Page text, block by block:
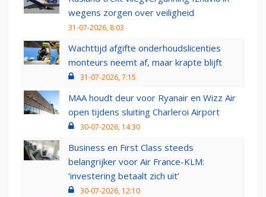
wegens zorgen over veiligheid
31-07-2026, 8:03
Wachttijd afgifte onderhoudslicenties
monteurs neemt af, maar krapte blijft
31-07-2026, 7:15
MAA houdt deur voor Ryanair en Wizz Air
open tijdens sluiting Charleroi Airport
30-07-2026, 14:30
Business en First Class steeds
belangrijker voor Air France-KLM:
‘investering betaalt zich uit’
30-07-2026, 12:10